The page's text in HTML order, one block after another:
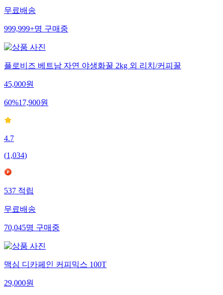
무료배송
999,999+명구매중
플로비즈 베트남 자연 야생화꿀 2kg 외 리치/커피꿀
45,000원
60%17,900원
4.7
(1,034)
537적립
무료배송
70,045명구매중
맥심 디카페인 커피믹스 100T
29,000원